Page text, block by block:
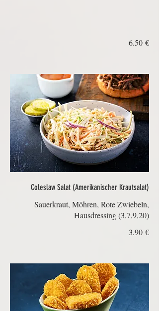
‏6.50 €
Coleslaw Salat (Amerikanischer Krautsalat)
Sauerkraut, Möhren, Rote Zwiebeln,
Hausdressing (3,7,9,20)
‏3.90 €